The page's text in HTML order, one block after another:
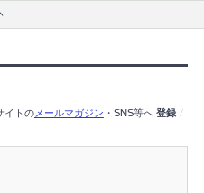
イトのメールマガジン ・SNS等へ 登録 /